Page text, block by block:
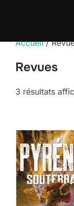
Accueil/
Revues
3 résultats